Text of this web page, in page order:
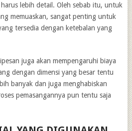
lebih detail. Oleh sebab itu, untuk
memuaskan, sangat penting untuk
tersedia dengan ketebalan yang
juga akan mempengaruhi biaya
dengan dimensi yang besar tentu
banyak dan juga menghabiskan
pemasangannya pun tentu saja